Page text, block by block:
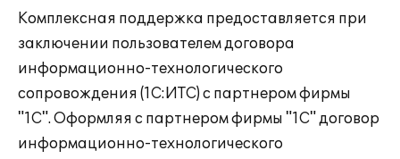
Комплексная поддержка предоставляется при
заключении пользователем договора
информационно-технологического
сопровождения (1С:ИТС) с партнером фирмы
"1С". Оформляя с партнером фирмы "1С" договор
информационно-технологического